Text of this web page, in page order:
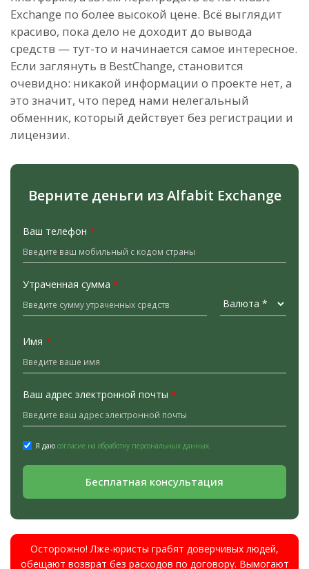
Exchange по более высокой цене. Всё выглядит
красиво, пока дело не доходит до вывода
средств — тут-то и начинается самое интересное.
Если заглянуть в BestChange, становится
очевидно: никакой информации о проекте нет, а
это значит, что перед нами нелегальный
обменник, который действует без регистрации и
лицензии.
Верните деньги из Alfabit Exchange
Ваш телефон *
Утраченная сумма *
Имя *
Ваш адрес электронной почты *
Я даю согласие на обработку персональных данных.
Бесплатная консультация
Осторожно! Лже-юристы грабят доверчивых людей,
обещают возврат без расходов по договору. Вымогают